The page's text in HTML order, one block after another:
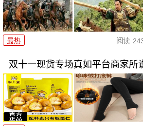
最热 阅读
双十一现货专场真如平台商家所